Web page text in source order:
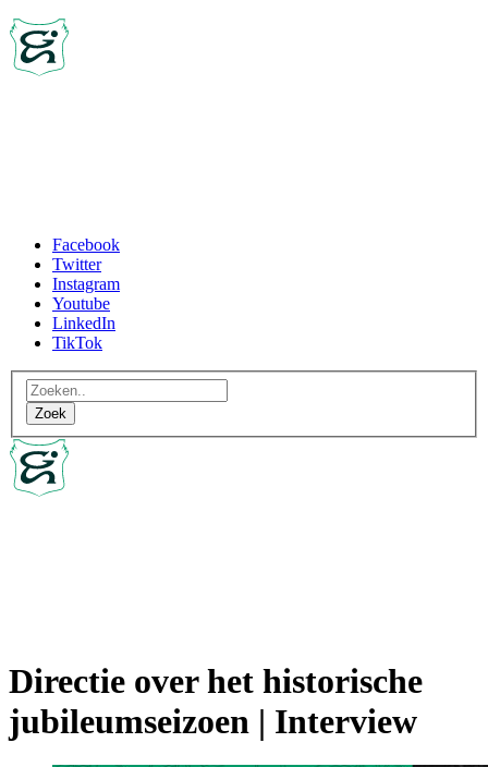
Facebook
Twitter
Instagram
Youtube
LinkedIn
TikTok
Directie over het historische
jubileumseizoen | Interview